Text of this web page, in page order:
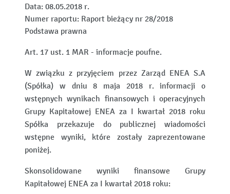
Data: 08.05.2018 r.
Numer raportu: Raport bieżący nr 28/2018
Podstawa prawna
Art. 17 ust. 1 MAR - informacje poufne.
W związku z przyjęciem przez Zarząd ENEA S.A
(Spółka) w dniu 8 maja 2018 r. informacji o
wstępnych wynikach finansowych i operacyjnych
Grupy Kapitałowej ENEA za I kwartał 2018 roku
Spółka przekazuje do publicznej wiadomości
wstępne wyniki, które zostały zaprezentowane
poniżej.
Skonsolidowane wyniki finansowe Grupy
Kapitałowej ENEA za I kwartał 2018 roku: